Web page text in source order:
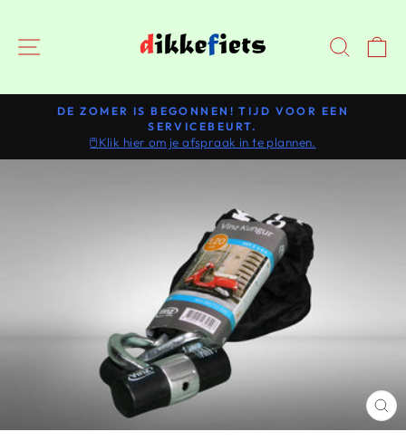
Pauzeer
slideshow
DE ZOMER IS BEGONNEN! TIJD VOOR EEN
SERVICEBEURT.
🖱️Klik hier om je afspraak in te plannen.